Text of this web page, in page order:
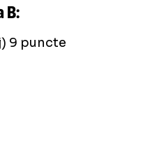
B:
9 puncte